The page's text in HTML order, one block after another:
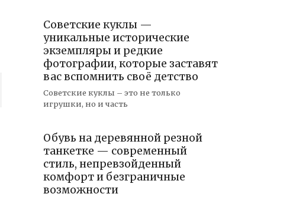
Советские куклы —
уникальные исторические
экземпляры и редкие
фотографии, которые заставят
вас вспомнить своё детство
Советские куклы – это не только
игрушки, но и часть
Обувь на деревянной резной
танкетке — современный
стиль, непревзойденный
комфорт и безграничные
возможности